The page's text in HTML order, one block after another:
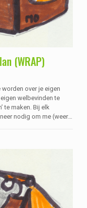
(WRAP)
worden over je eigen
welbevinden te
te maken. Bij elk
nodig om me (weer)